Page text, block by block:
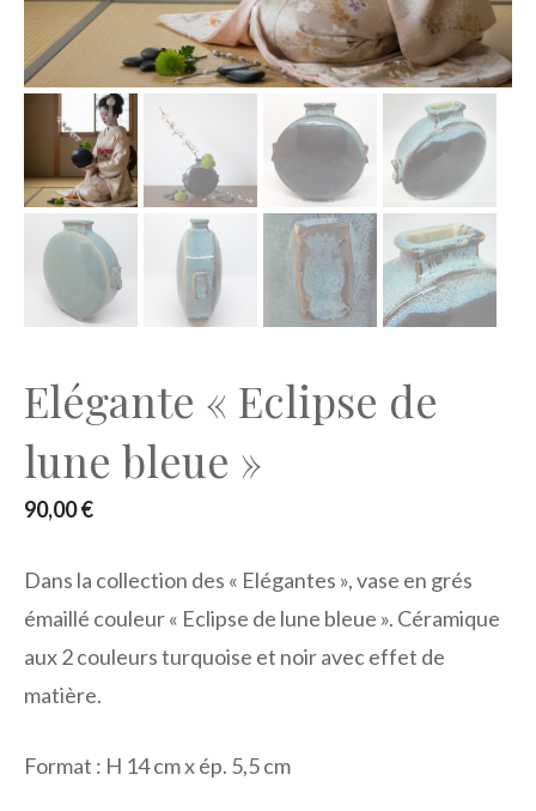
Elégante « Eclipse de
lune bleue »
90,00€
Dans la collection des « Elégantes », vase en grés
émaillé couleur « Eclipse de lune bleue ». Céramique
aux 2 couleurs turquoise et noir avec effet de
matière.
Format : H 14 cm x ép. 5,5 cm